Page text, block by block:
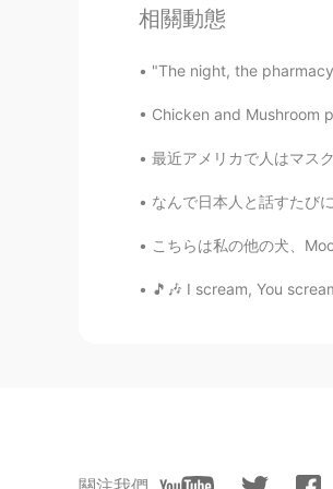
accuseは、法律
Austin
EN JP
@Mo ありがと
Juno
相關動態
"The night, the
Chicken and Mushroom
最近アメリカで人はマスクを外し始めています
なんで日本人と話すたびに日本語能力が下がるみ
こちらは私の他の犬、Mochaです
🎵🎶 I scream, You